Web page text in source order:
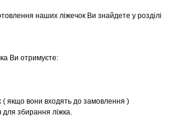
наших ліжечок Ви знайдете у розділі
Ви отримуєте:
( якщо вони входять до замовлення )
для збирання ліжка.